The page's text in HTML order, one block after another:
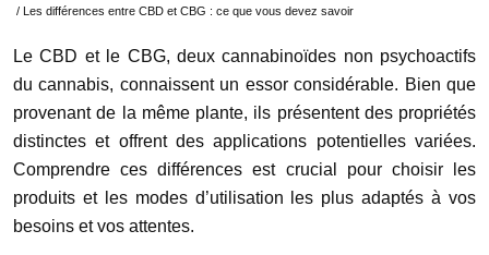
/ Les différences entre CBD et CBG : ce que vous devez savoir
Le CBD et le CBG, deux cannabinoïdes non psychoactifs
du cannabis, connaissent un essor considérable. Bien que
provenant de la même plante, ils présentent des propriétés
distinctes et offrent des applications potentielles variées.
Comprendre ces différences est crucial pour choisir les
produits et les modes d’utilisation les plus adaptés à vos
besoins et vos attentes.